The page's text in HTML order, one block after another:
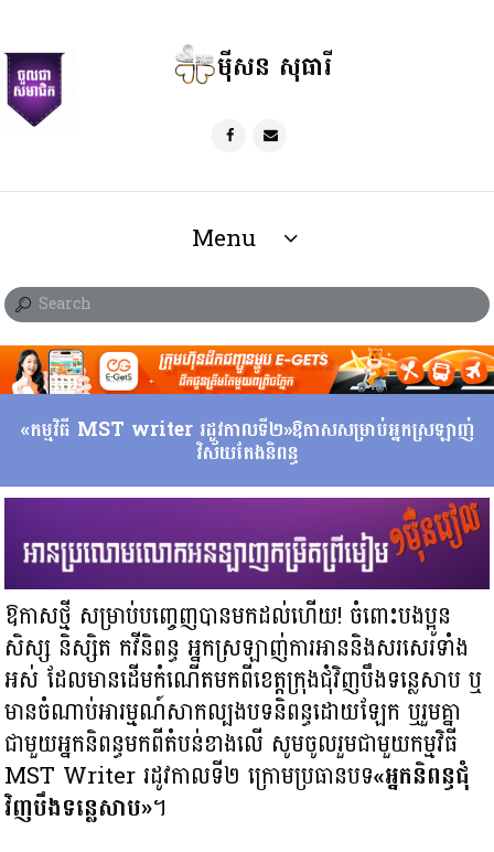
ម៉ីសន សុធារី
Menu
«កម្មវិធី MST writer រដូវកាលទី២»ឱកាសសម្រាប់អ្នកស្រឡាញ់
វិស័យតែងនិពន្ធ
ឱកាសថ្មី សម្រាប់បញ្ចេញបានមកដល់ហើយ! ចំពោះបងប្អូន
សិស្ស និស្សិត កវីនិពន្ធ អ្នកស្រឡាញ់ការអាននិងសរសេរទាំង
អស់ ដែលមានដើមកំណើតមកពីខេត្តក្រុងជំុវិញបឹងទន្លេសាប ឬ
មានចំណាប់អារម្មណ៍សាកល្បងបទនិពន្ធដោយឡែក ឬរួមគ្នា
ជាមួយអ្នកនិពន្ធមកពីតំបន់ខាងលើ សូមចូលរួមជាមួយកម្មវិធី
MST Writer រដូវកាលទី២ ក្រោមប្រធានបទ«អ្នកនិពន្ធជុំ
វិញបឹងទន្លេសាប»។